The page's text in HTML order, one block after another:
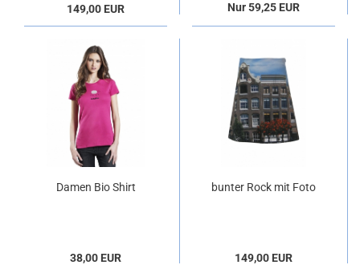
149,00 EUR
Nur 59,25 EUR
Damen Bio Shirt
38,00 EUR
bunter Rock mit Foto
149,00 EUR